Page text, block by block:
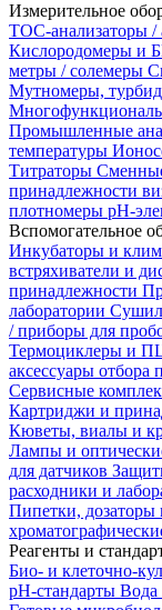
Измерительное
TOC-анализаторы /
Кислородомеры и
метры / солемеры
Мутномеры,
Промышленные
температуры
Титраторы
принадлежности
плотномеры pH-
Вспомогательное
Инкубаторы и
встряхиватели и
принадлежности
лаборатории
/ приборы для
Термоциклеры и
аксессуары отбора
Сервисные
Картриджи и
Кюветы, виалы и
Лампы и
для датчиков
расходники и
Пипетки, дозаторы
Реагенты и
Био- и клеточно-
pH-стандарты Вода